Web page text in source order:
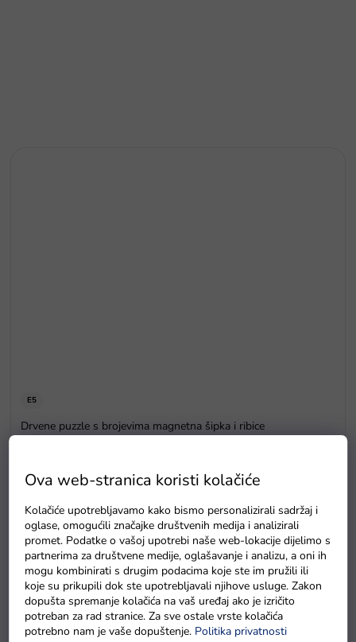
Ova web-stranica koristi kolačiće
Kolačiće upotrebljavamo kako bismo personalizirali sadržaj i
oglase, omogućili značajke društvenih medija i analizirali
promet. Podatke o vašoj upotrebi naše web-lokacije dijelimo s
partnerima za društvene medije, oglašavanje i analizu, a oni ih
mogu kombinirati s drugim podacima koje ste im pružili ili
koje su prikupili dok ste upotrebljavali njihove usluge. Zakon
dopušta spremanje kolačića na vaš uređaj ako je izričito
potreban za rad stranice. Za sve ostale vrste kolačića
potrebno nam je vaše dopuštenje. Politika privatnosti
E5
Drvene puzzle s brojevima magnetna šipka i ribice